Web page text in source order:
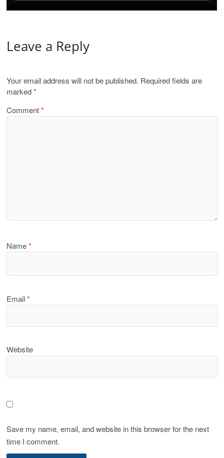
Leave a Reply
Your email address will not be published. Required fields are
marked*
Comment*
Name*
Email*
Website
Save my name, email, and website in this browser for the next
time I comment.